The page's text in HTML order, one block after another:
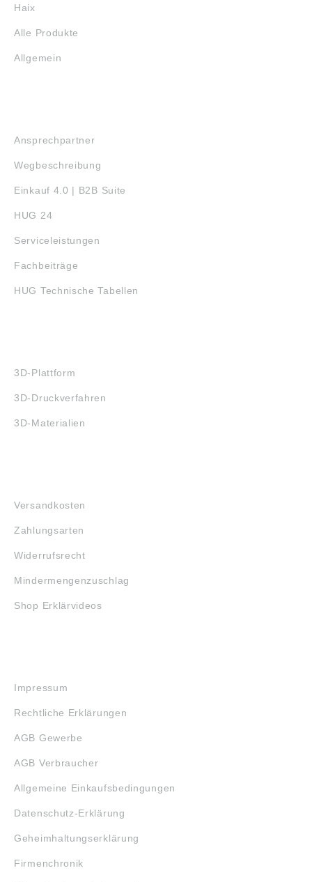
Haix
Alle Produkte
Allgemein
Ansprechpartner
Wegbeschreibung
Einkauf 4.0 | B2B Suite
HUG 24
Serviceleistungen
Fachbeiträge
HUG Technische Tabellen
3D-Plattform
3D-Druckverfahren
3D-Materialien
Versandkosten
Zahlungsarten
Widerrufsrecht
Mindermengenzuschlag
Shop Erklärvideos
Impressum
Rechtliche Erklärungen
AGB Gewerbe
AGB Verbraucher
Allgemeine Einkaufsbedingungen
Datenschutz-Erklärung
Geheimhaltungserklärung
Firmenchronik